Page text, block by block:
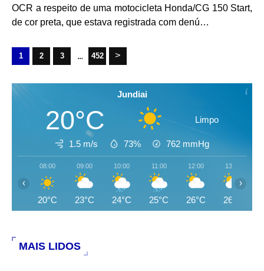
OCR a respeito de uma motocicleta Honda/CG 150 Start,
de cor preta, que estava registrada com denú…
1 2 3 ... 452
Jundiai
20°C Limpo
1.5 m/s 73% 762 mmHg
08:00
20°C
09:00
23°C
10:00
24°C
11:00
25°C
12:00
26°C
13:00
26°C
‹ ›
MAIS LIDOS